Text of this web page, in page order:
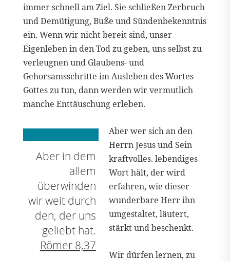
immer schnell am Ziel. Sie schließen Zerbruch
und Demütigung, Buße und Sündenbekenntnis
ein. Wenn wir nicht bereit sind, unser
Eigenleben in den Tod zu geben, uns selbst zu
verleugnen und Glaubens- und
Gehorsamsschritte im Ausleben des Wortes
Gottes zu tun, dann werden wir vermutlich
manche Enttäuschung erleben.
Aber in dem
allem
überwinden
wir weit durch
den, der uns
geliebt hat.
Römer 8,37
Aber wer sich an den
Herrn Jesus und Sein
kraftvolles. lebendiges
Wort hält, der wird
erfahren, wie dieser
wunderbare Herr ihn
umgestaltet, läutert,
stärkt und beschenkt.
Wir dürfen lernen, zu